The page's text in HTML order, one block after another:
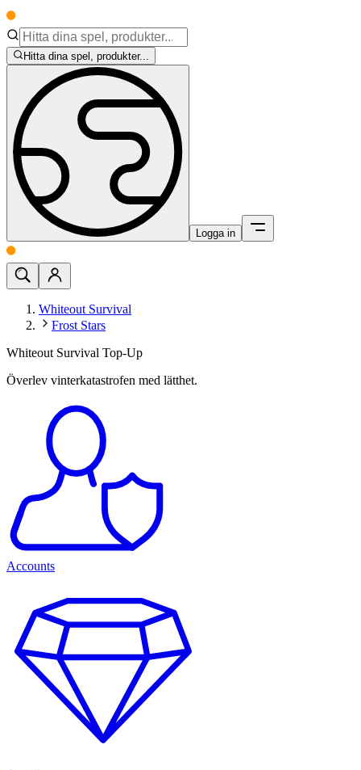
Hitta dina spel, produkter...
Logga in
Whiteout Survival
Frost Stars
Whiteout Survival Top-Up
Överlev vinterkatastrofen med lätthet.
Accounts